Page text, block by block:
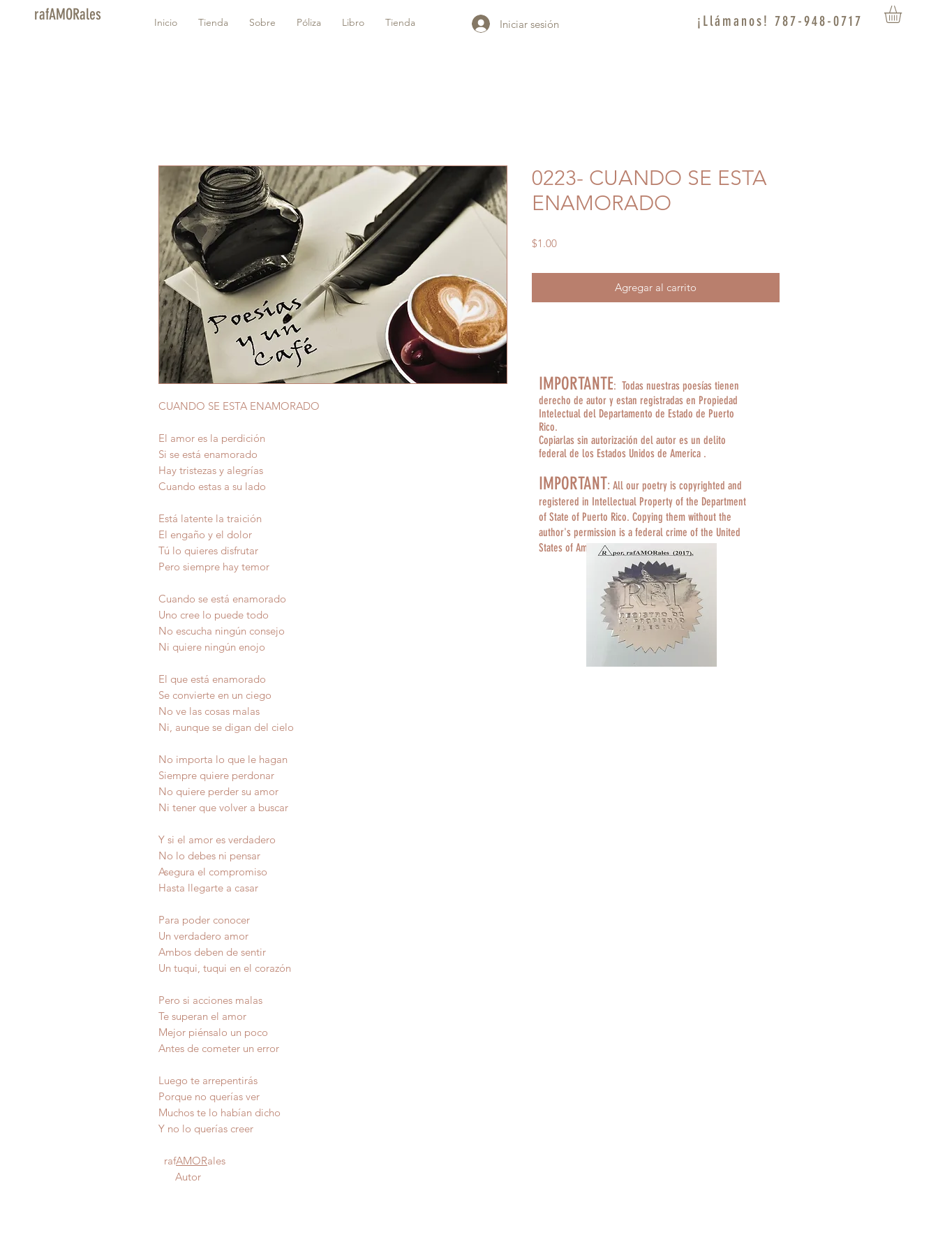
rafAMORales Inicio Tienda Sobre Póliza Libro Tienda Iniciar sesión ¡Llámanos! 787-948-0717
CUANDO SE ESTA ENAMORADO
El amor es la perdición
Si se está enamorado
Hay tristezas y alegrías
Cuando estas a su lado
Está latente la traición
El engaño y el dolor
Tú lo quieres disfrutar
Pero siempre hay temor
Cuando se está enamorado
Uno cree lo puede todo
No escucha ningún consejo
Ni quiere ningún enojo
El que está enamorado
Se convierte en un ciego
No ve las cosas malas
Ni, aunque se digan del cielo
No importa lo que le hagan
Siempre quiere perdonar
No quiere perder su amor
Ni tener que volver a buscar
Y si el amor es verdadero
No lo debes ni pensar
Asegura el compromiso
Hasta llegarte a casar
Para poder conocer
Un verdadero amor
Ambos deben de sentir
Un tuqui, tuqui en el corazón
Pero si acciones malas
Te superan el amor
Mejor piénsalo un poco
Antes de cometer un error
Luego te arrepentirás
Porque no querías ver
Muchos te lo habían dicho
Y no lo querías creer
rafAMORales
Autor
0223- CUANDO SE ESTA
ENAMORADO
$1.00Precio
Agregar al carrito
IMPORTANTE: Todas nuestras poesías tienen
derecho de autor y estan registradas en Propiedad
Intelectual del Departamento de Estado de Puerto
Rico.
Copiarlas sin autorización del autor es un delito
federal de los Estados Unidos de America .
IMPORTANT: All our poetry is copyrighted and
registered in Intellectual Property of the Department
of State of Puerto Rico. Copying them without the
author's permission is a federal crime of the United
States of America.